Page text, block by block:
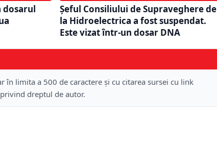
dosarul
Șeful Consiliului de Supraveghere de
la Hidroelectrica a fost suspendat.
Este vizat într-un dosar DNA
limita a 500 de caractere și cu citarea sursei cu link
dreptul de autor.